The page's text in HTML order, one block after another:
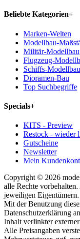
Beliebte Kategorien+
Marken-Welten
Modellbau-
Militär-Modellbau
Flugzeug-
Schiffs-Modellbau
Dioramen-Bau
Top Suchbegriffe
Specials+
KITS - Preview
Restock - wieder
Gutscheine
Newsletter
Mein
Copyright © 2026
alle Rechte
jeweiligen Eigentümern.
Mit der Benutzung
Datenschutzerklärung
Inhalt verlinkter
Alle Preisangaben